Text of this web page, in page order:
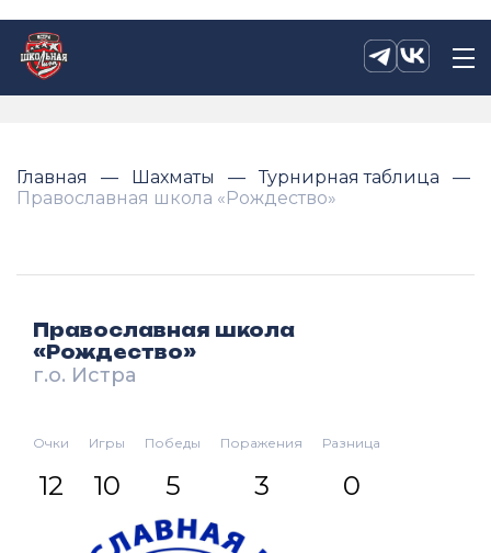
Главная Шахматы
Турнирная таблица
Православная школа «Рождество»
Православная школа
«Рождество»
г.о. Истра
Очки
12
Игры
10
Победы
5
Поражения
3
Разница
0